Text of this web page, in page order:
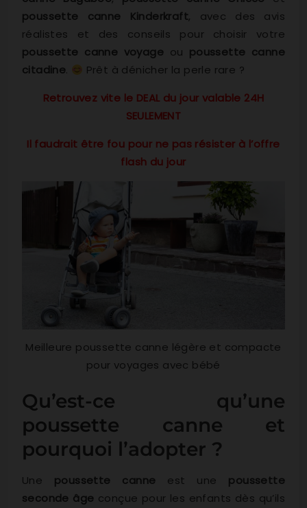
poussette canne Kinderkraft, avec des avis
réalistes et des conseils pour choisir votre
poussette canne voyage ou poussette canne
citadine.
Prêt à dénicher la perle rare ?
Retrouvez vite le DEAL du jour valable 24H
SEULEMENT
Il faudrait être fou pour ne pas résister à l’offre
flash du jour
Meilleure poussette canne légère et compacte
pour voyages avec bébé
Qu’est-ce qu’une
poussette canne et
pourquoi l’adopter ?
Une poussette canne est une poussette
seconde âge conçue pour les enfants dès qu’ils